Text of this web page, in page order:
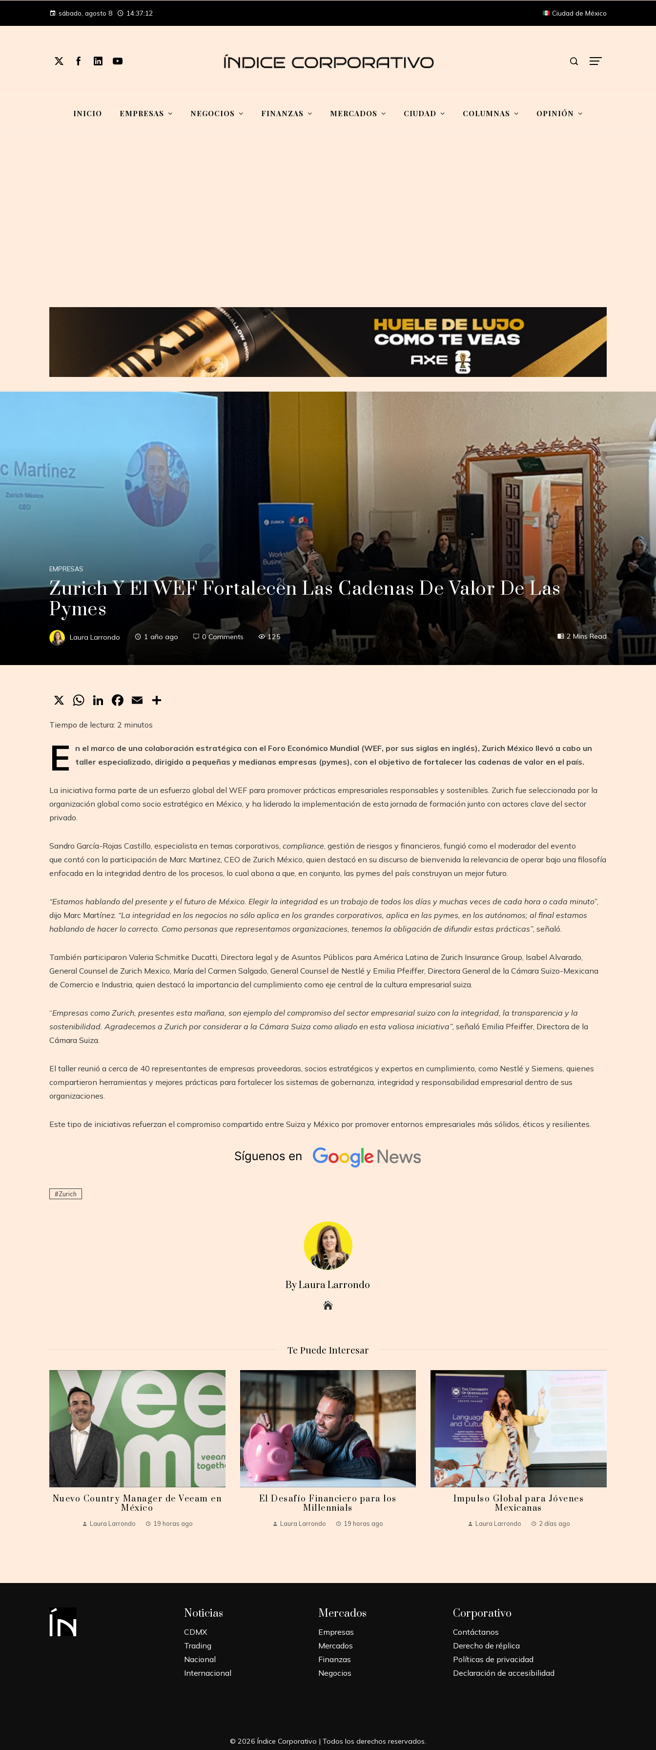
sábado, agosto 8 14:37:14 Ciudad de México
INICIO EMPRESAS NEGOCIOS FINANZAS MERCADOS CIUDAD COLUMNAS OPINIÓN
EMPRESAS
Zurich Y El WEF Fortalecen Las Cadenas De Valor De Las
Pymes
Laura Larrondo 1 año ago 0 Comments 125 2 Mins Read
X WhatsApp
LinkedIn
Facebook
Email
Tiempo de lectura: 2 minutos
E
n el marco de una colaboración estratégica con el Foro Económico Mundial (WEF, por sus siglas en inglés), Zurich México llevó a cabo un
taller especializado, dirigido a pequeñas y medianas empresas (pymes), con el objetivo de fortalecer las cadenas de valor en el país.
La iniciativa forma parte de un esfuerzo global del WEF para promover prácticas empresariales responsables y sostenibles. Zurich fue seleccionada por la
organización global como socio estratégico en México, y ha liderado la implementación de esta jornada de formación junto con actores clave del sector
privado.
Sandro García-Rojas Castillo, especialista en temas corporativos, compliance , gestión de riesgos y financieros, fungió como el moderador del evento
que contó con la participación de Marc Martinez, CEO de Zurich México, quien destacó en su discurso de bienvenida la relevancia de operar bajo una filosofía
enfocada en la integridad dentro de los procesos, lo cual abona a que, en conjunto, las pymes del país construyan un mejor futuro.
“Estamos hablando del presente y el futuro de México. Elegir la integridad es un trabajo de todos los días y muchas veces de cada hora o cada minuto”,
dijo Marc Martínez. “La integridad en los negocios no sólo aplica en los grandes corporativos, aplica en las pymes, en los autónomos; al final estamos
hablando de hacer lo correcto. Como personas que representamos organizaciones, tenemos la obligación de difundir estas prácticas”, señaló.
También participaron Valeria Schmitke Ducatti, Directora legal y de Asuntos Públicos para América Latina de Zurich Insurance Group, Isabel Alvarado,
General Counsel de Zurich Mexico, María del Carmen Salgado, General Counsel de Nestlé y Emilia Pfeiffer, Directora General de la Cámara Suizo-Mexicana
de Comercio e Industria, quien destacó la importancia del cumplimiento como eje central de la cultura empresarial suiza.
“Empresas como Zurich, presentes esta mañana, son ejemplo del compromiso del sector empresarial suizo con la integridad, la transparencia y la
sostenibilidad. Agradecemos a Zurich por considerar a la Cámara Suiza como aliado en esta valiosa iniciativa”, señaló Emilia Pfeiffer, Directora de la
Cámara Suiza.
El taller reunió a cerca de 40 representantes de empresas proveedoras, socios estratégicos y expertos en cumplimiento, como Nestlé y Siemens, quienes
compartieron herramientas y mejores prácticas para fortalecer los sistemas de gobernanza, integridad y responsabilidad empresarial dentro de sus
organizaciones.
Este tipo de iniciativas refuerzan el compromiso compartido entre Suiza y México por promover entornos empresariales más sólidos, éticos y resilientes.
Zurich
By Laura Larrondo
Te Puede Interesar
Nuevo Country Manager de Veeam en
México
Laura Larrondo 19 horas ago
El Desafío Financiero para los
Millennials
Laura Larrondo 19 horas ago
Impulso Global para Jóvenes
Mexicanas
Laura Larrondo 2 días ago
Noticias
CDMX
Trading
Nacional
Internacional
Mercados
Empresas
Mercados
Finanzas
Negocios
Corporativo
Contáctanos
Derecho de réplica
Políticas de privacidad
Declaración de accesibilidad
© 2026 Índice Corporativo | Todos los derechos reservados.